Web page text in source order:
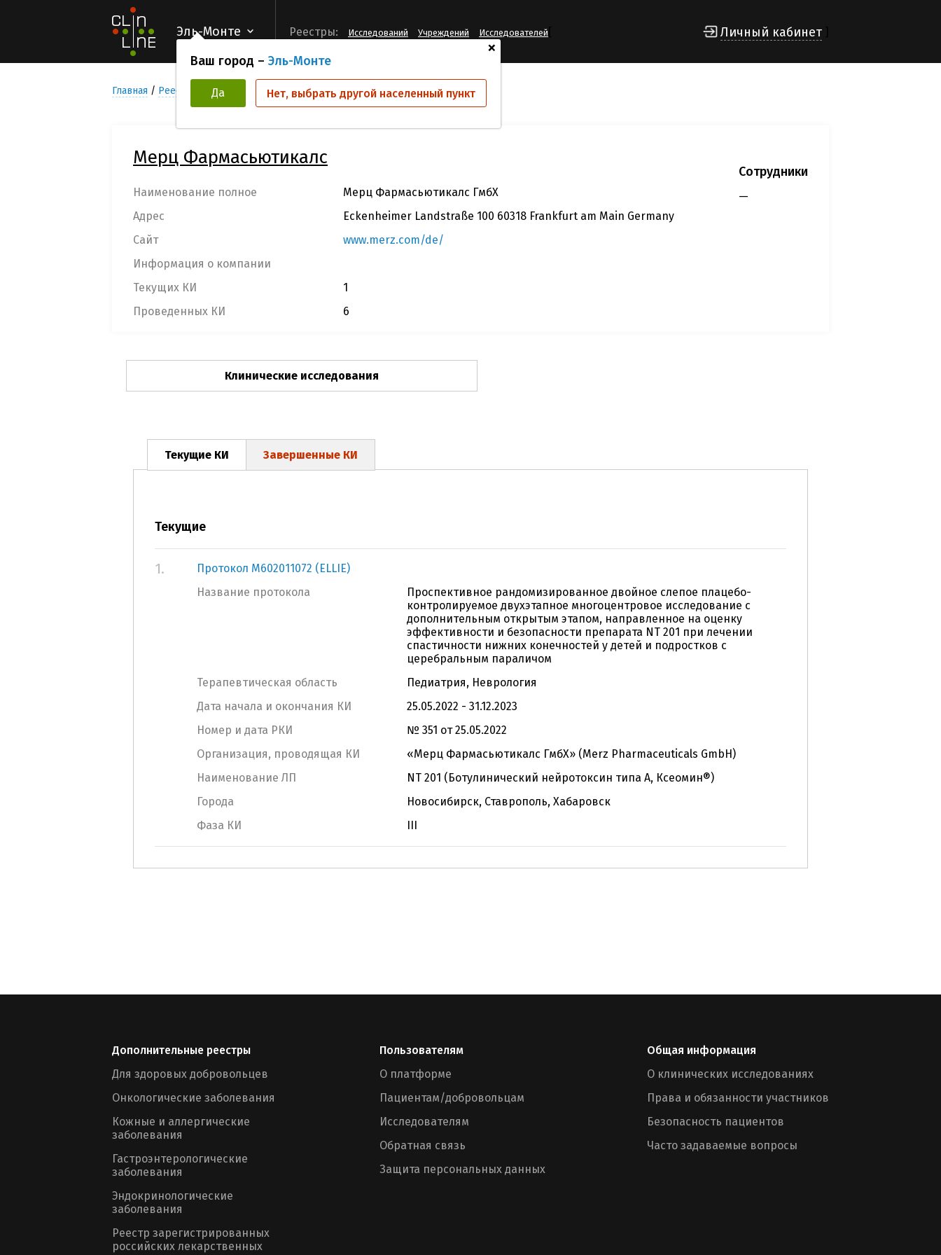
Эль-Монте
+
Ваш город – Эль-Монте
Да Нет, выбрать другой населенный пункт
Реестры: Исследований Учреждений Исследователей Личный кабинет
Главная Реестр компаний организаторов КИО Мерц Фармасьютикалс ГмбХ
Мерц Фармасьютикалс
Наименование полное
Мерц Фармасьютикалс ГмбХ
Адрес
Eckenheimer Landstraße 100 60318 Frankfurt am Main Germany
Сайт
www.merz.com/de/
Информация о компании
Текущих КИ
1
Проведенных КИ
6
Сотрудники
—
Клинические исследования
Текущие КИ Завершенные КИ
Текущие
1.
Протокол M602011072 (ELLIE)
Название протокола
Проспективное рандомизированное двойное слепое плацебо-
контролируемое двухэтапное многоцентровое исследование с
дополнительным открытым этапом, направленное на оценку
эффективности и безопасности препарата NT 201 при лечении
спастичности нижних конечностей у детей и подростков с
церебральным параличом
Терапевтическая область
Педиатрия, Неврология
Дата начала и окончания КИ
25.05.2022 - 31.12.2023
Номер и дата РКИ
№ 351 от 25.05.2022
Организация, проводящая КИ
«Мерц Фармасьютикалс ГмбХ» (Merz Pharmaceuticals GmbH)
Наименование ЛП
NT 201 (Ботулинический нейротоксин типа А, Ксеомин®)
Города
Новосибирск, Ставрополь, Хабаровск
Фаза КИ
III
Дополнительные реестры
Для здоровых добровольцев
Онкологические заболевания
Кожные и аллергические
заболевания
Гастроэнтерологические
заболевания
Эндокринологические
заболевания
Реестр зарегистрированных
российских лекарственных
Пользователям
О платформе
Пациентам/добровольцам
Исследователям
Обратная связь
Защита персональных данных
Общая информация
О клинических исследованиях
Права и обязанности участников
Безопасность пациентов
Часто задаваемые вопросы